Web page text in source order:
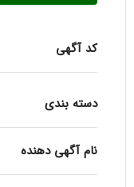
کد آگهی
دسته بندی
نام آگهی دهنده